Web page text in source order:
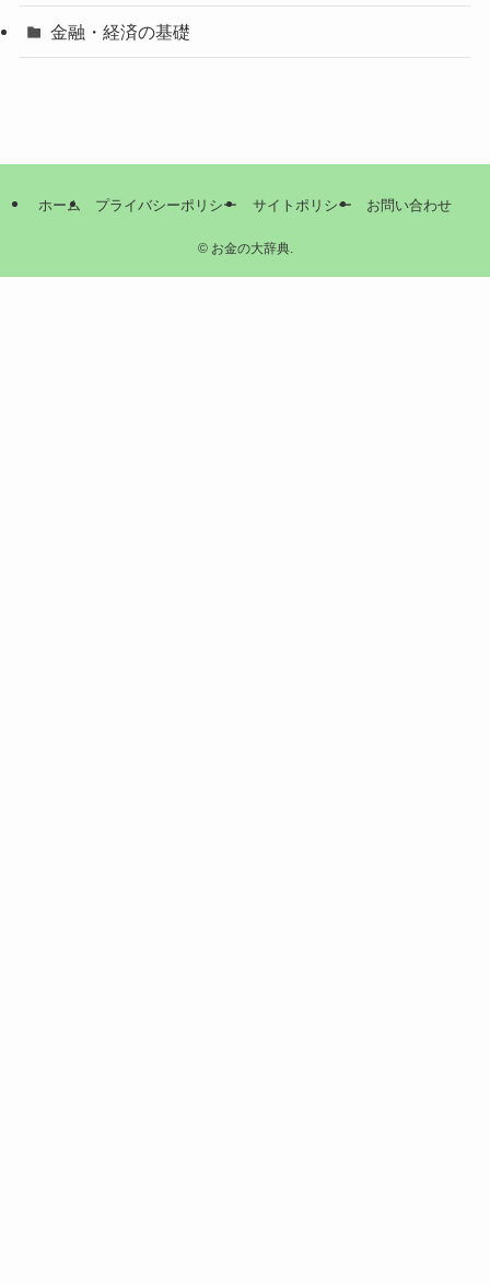
金融・経済の基礎
ホーム プライバシーポリシー サイトポリシー お問い合わせ
©お金の大辞典.